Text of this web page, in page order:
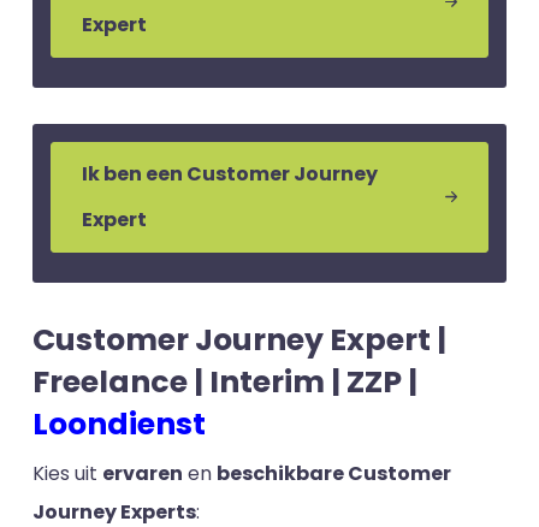
Expert
Ik ben een Customer Journey
Expert
Customer Journey Expert |
Freelance | Interim | ZZP |
Loondienst
Kies uit ervaren en beschikbare Customer
Journey Experts: